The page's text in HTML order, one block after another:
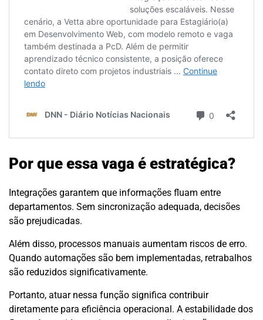
Por que essa vaga é estratégica?
Integrações garantem que informações fluam entre
departamentos. Sem sincronização adequada, decisões
são prejudicadas.
Além disso, processos manuais aumentam riscos de erro.
Quando automações são bem implementadas, retrabalhos
são reduzidos significativamente.
Portanto, atuar nessa função significa contribuir
diretamente para eficiência operacional. A estabilidade dos